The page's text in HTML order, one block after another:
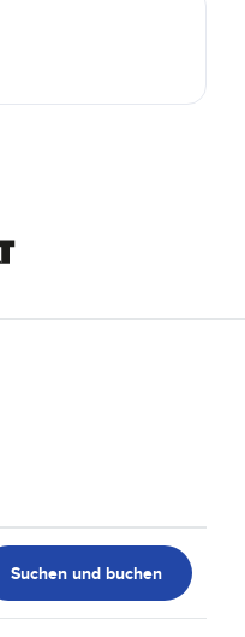
Suchen und buchen